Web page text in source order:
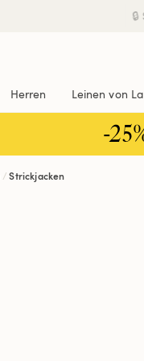
Herren Leinen von
-
Strickjacken